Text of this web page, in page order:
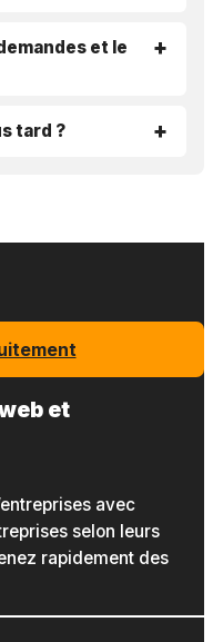
et le
tard ?
et
avec
selon leurs
rapidement des